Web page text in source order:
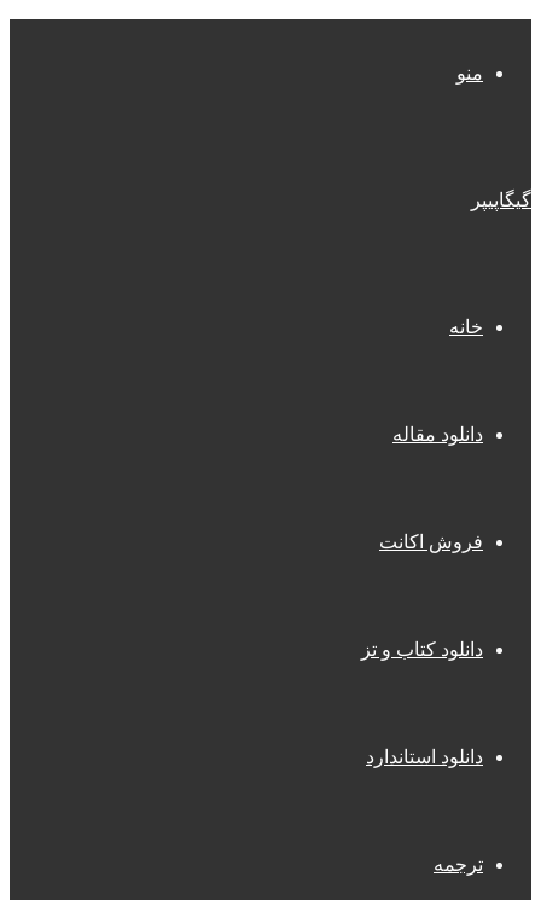
منو
گیگاپیپر
خانه
دانلود مقاله
فروش اکانت
دانلود کتاب و تز
دانلود استاندارد
ترجمه